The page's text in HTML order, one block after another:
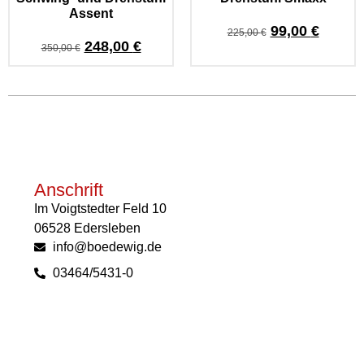
Assent
350,00€ 248,00 €
225,00€ 99,00 €
Anschrift
Im Voigtstedter Feld 10
06528 Edersleben
info@boedewig.de
03464/5431-0